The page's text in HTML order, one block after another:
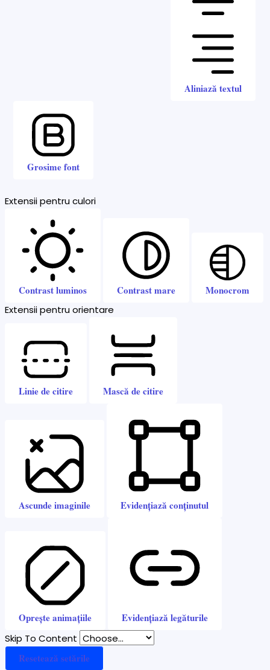
Aliniază textul
Grosime font
Extensii pentru culori
Contrast luminos Contrast mare Monocrom
Extensii pentru orientare
Linie de citire Mască de citire
Ascunde imaginile Evidențiază conținutul
Oprește animațiile Evidențiază legăturile
Skip To Content
Resetează setările